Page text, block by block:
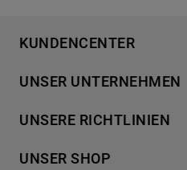
KUNDENCENTER
Händlersuche
Häufige Fragen
Kontakt
UNSER UNTERNEHMEN
Für Händler
Karriere
UNSERE RICHTLINIEN
Cookies
UNSER SHOP